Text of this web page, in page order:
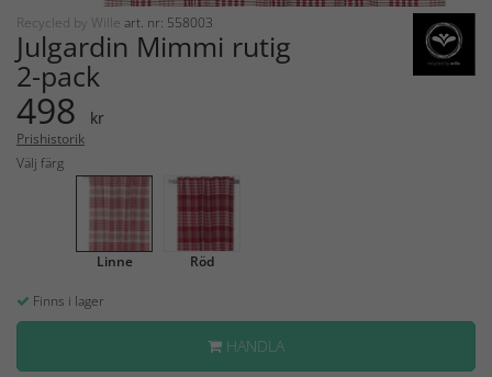
Recycled by Wille art. nr: 558003
Julgardin Mimmi rutig
2-pack
498 kr
Prishistorik
Välj färg
Linne Röd
Finns i lager
HANDLA